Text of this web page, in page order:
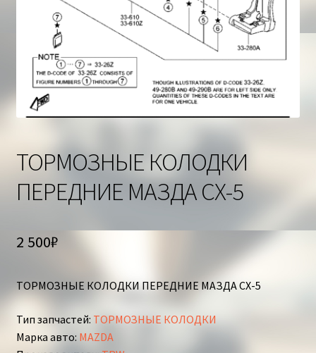
ТОРМОЗНЫЕ КОЛОДКИ
ПЕРЕДНИЕ МАЗДА СХ-5
2 500₽
ТОРМОЗНЫЕ КОЛОДКИ ПЕРЕДНИЕ МАЗДА СХ-5
Тип запчастей: ТОРМОЗНЫЕ КОЛОДКИ
Марка авто: MAZDA